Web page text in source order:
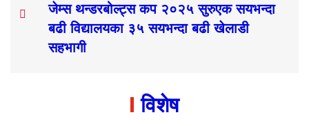
जेम्स थन्डरबोल्ट्स कप २०२५ सुरुएक सयभन्दा
बढी विद्यालयका ३५ सयभन्दा बढी खेलाडी
सहभागी
विशेष